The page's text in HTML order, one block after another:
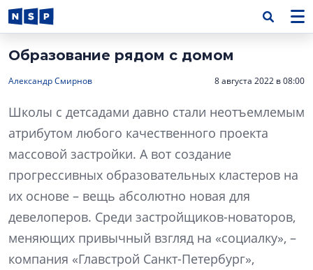
Образование рядом с домом
Александр Смирнов 8 августа 2022 в 08:00
Школы с детсадами давно стали неотъемлемым
атрибутом любого качественного проекта
массовой застройки. А вот создание
прогрессивных образовательных кластеров на
их основе – вещь абсолютно новая для
девелоперов. Среди застройщиков-новаторов,
меняющих привычный взгляд на «социалку», –
компания «Главстрой Санкт-Петербург»,